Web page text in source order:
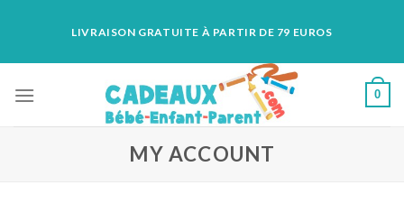
LIVRAISON GRATUITE À PARTIR DE 79 EUROS
0
MY ACCOUNT